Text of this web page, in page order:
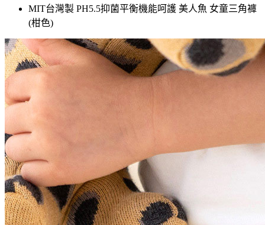
MIT台灣製 PH5.5抑菌平衡機能呵護 美人魚 女童三角褲
(柑色)